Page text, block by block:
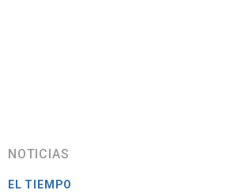
NOTICIAS
EL TIEMPO